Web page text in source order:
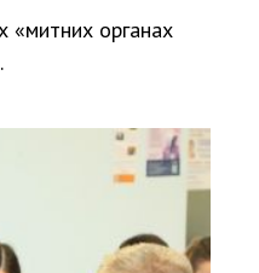
«митних органах